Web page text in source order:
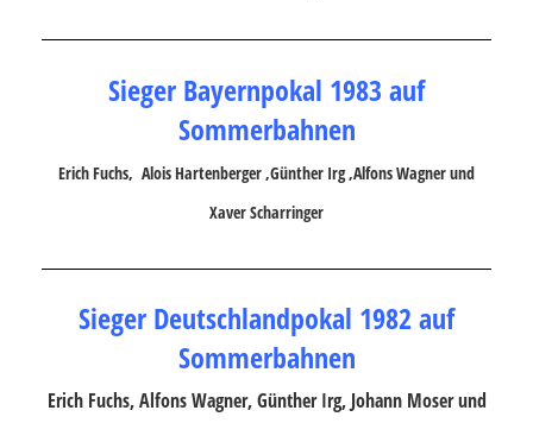
Sieger Bayernpokal 1983 auf
Sommerbahnen
Erich Fuchs, Alois Hartenberger ,Günther Irg ,Alfons Wagner und
Xaver Scharringer
Sieger Deutschlandpokal 1982 auf
Sommerbahnen
Erich Fuchs, Alfons Wagner, Günther Irg, Johann Moser und